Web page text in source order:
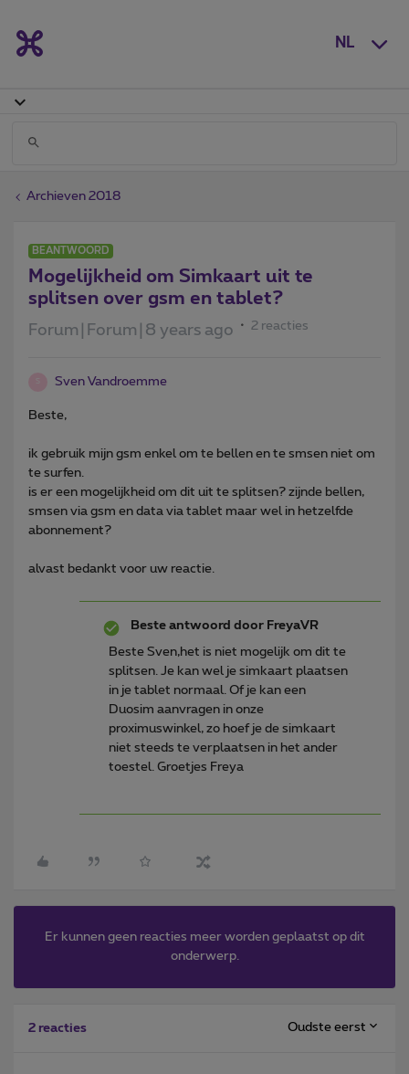
NL
Archieven 2018
BEANTWOORD
Mogelijkheid om Simkaart uit te
splitsen over gsm en tablet?
Forum|Forum|8 years ago 2 reacties
Sven Vandroemme
Beste,
ik gebruik mijn gsm enkel om te bellen en te smsen niet om
te surfen.
is er een mogelijkheid om dit uit te splitsen? zijnde bellen,
smsen via gsm en data via tablet maar wel in hetzelfde
abonnement?
alvast bedankt voor uw reactie.
Beste antwoord door FreyaVR
Beste Sven,het is niet mogelijk om dit te
splitsen. Je kan wel je simkaart plaatsen
in je tablet normaal. Of je kan een
Duosim aanvragen in onze
proximuswinkel, zo hoef je de simkaart
niet steeds te verplaatsen in het ander
toestel. Groetjes Freya
Er kunnen geen reacties meer worden geplaatst op dit
onderwerp.
2 reacties Oudste eerst